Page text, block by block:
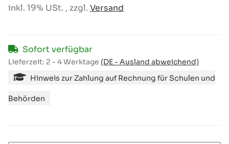
inkl. 19% USt. , zzgl. Versand
Sofort verfügbar
Lieferzeit: 2 - 4 Werktage (DE - Ausland abweichend)
Hinweis zur Zahlung auf Rechnung für Schulen und
Behörden